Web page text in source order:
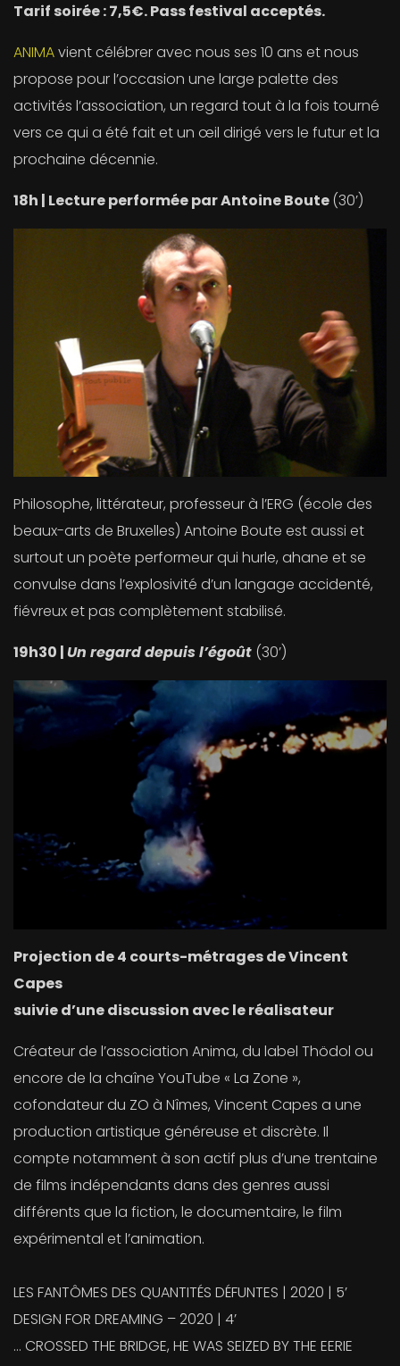
Tarif soirée : 7,5€. Pass festival acceptés.
ANIMAvient célébrer avec nous ses 10 ans et nous
propose pour l’occasion une large palette des
activités l’association, un regard tout à la fois tourné
vers ce qui a été fait et un œil dirigé vers le futur et la
prochaine décennie.
18h | Lecture performée par Antoine Boute(30’)
Philosophe, littérateur, professeur à l’ERG (école des
beaux-arts de Bruxelles) Antoine Boute est aussi et
surtout un poète performeur qui hurle, ahane et se
convulse dans l’explosivité d’un langage accidenté,
fiévreux et pas complètement stabilisé.
19h30 |Un regard depuis l’égoût (30’)
Projection de 4 courts-métrages de Vincent
Capes
suivie d’une discussion avec le réalisateur
Créateur de l’association Anima, du label Thödol ou
encore de la chaîne YouTube « La Zone »,
cofondateur du ZO à Nîmes, Vincent Capes a une
production artistique généreuse et discrète. Il
compte notamment à son actif plus d’une trentaine
de films indépendants dans des genres aussi
différents que la fiction, le documentaire, le film
expérimental et l’animation.
LES FANTÔMES DES QUANTITÉS DÉFUNTES | 2020 | 5’
DESIGN FOR DREAMING – 2020 | 4’
… CROSSED THE BRIDGE, HE WAS SEIZED BY THE EERIE